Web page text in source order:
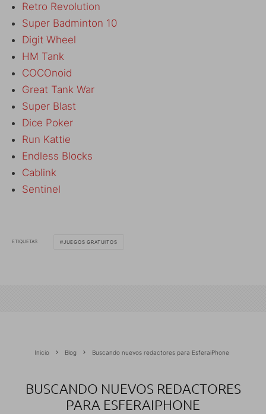
Retro Revolution
Super Badminton 10
Digit Wheel
HM Tank
COCOnoid
Great Tank War
Super Blast
Dice Poker
Run Kattie
Endless Blocks
Cablink
Sentinel
ETIQUETAS JUEGOS GRATUITOS
Inicio Blog Buscando nuevos redactores para EsferaiPhone
BUSCANDO NUEVOS REDACTORES
PARA ESFERAIPHONE